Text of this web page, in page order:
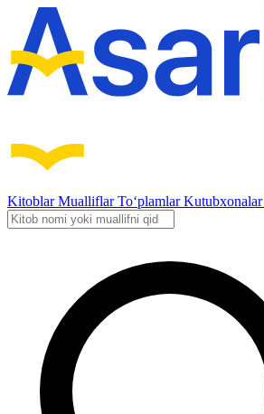
KitoblarMualliflarTo‘plamlarKutubxonalar